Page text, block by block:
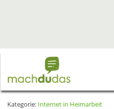
Kategorie: Internet in Heimarbeit